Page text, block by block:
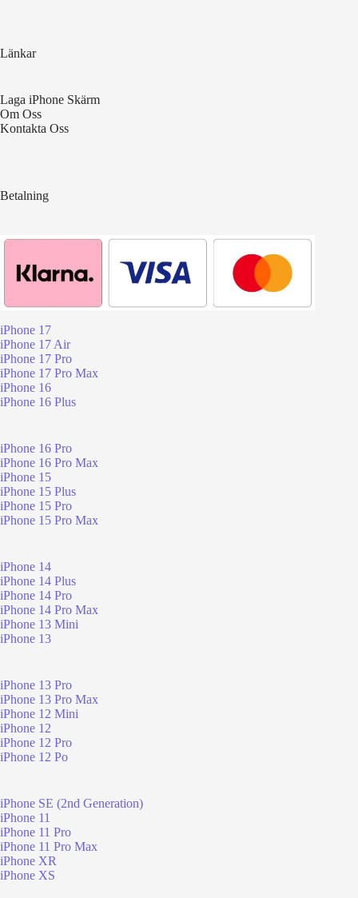
Länkar
Laga iPhone Skärm
Om Oss
Kontakta Oss
Betalning
iPhone 17
iPhone 17 Air
iPhone 17 Pro
iPhone 17 Pro Max
iPhone 16
iPhone 16 Plus
iPhone 16 Pro
iPhone 16 Pro Max
iPhone 15
iPhone 15 Plus
iPhone 15 Pro
iPhone 15 Pro Max
iPhone 14
iPhone 14 Plus
iPhone 14 Pro
iPhone 14 Pro Max
iPhone 13 Mini
iPhone 13
iPhone 13 Pro
iPhone 13 Pro Max
iPhone 12 Mini
iPhone 12
iPhone 12 Pro
iPhone 12 Po
iPhone SE (2nd Generation)
iPhone 11
iPhone 11 Pro
iPhone 11 Pro Max
iPhone XR
iPhone XS